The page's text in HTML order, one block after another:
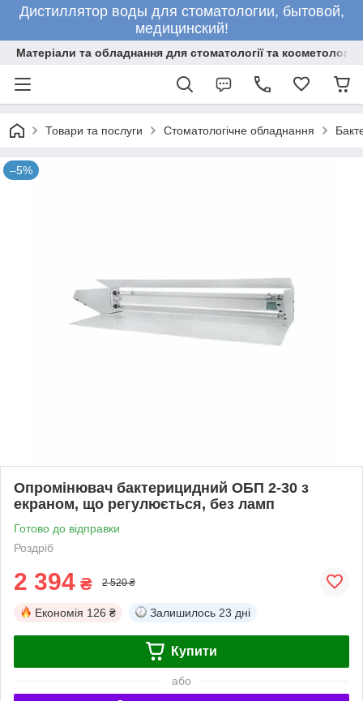
Дистиллятор воды для стоматологии, бытовой,
медицинский!
Матеріали та обладнання для стоматології та косметології
Товари та послуги Стоматологічне обладнання
–5%
Опромінювач бактерицидний ОБП 2-30 з
екраном, що регулюється, без ламп
Готово до відправки
Роздріб
2 394 ₴ 2 520 ₴
Економія 126 ₴ Залишилось 23 дні
Купити
або